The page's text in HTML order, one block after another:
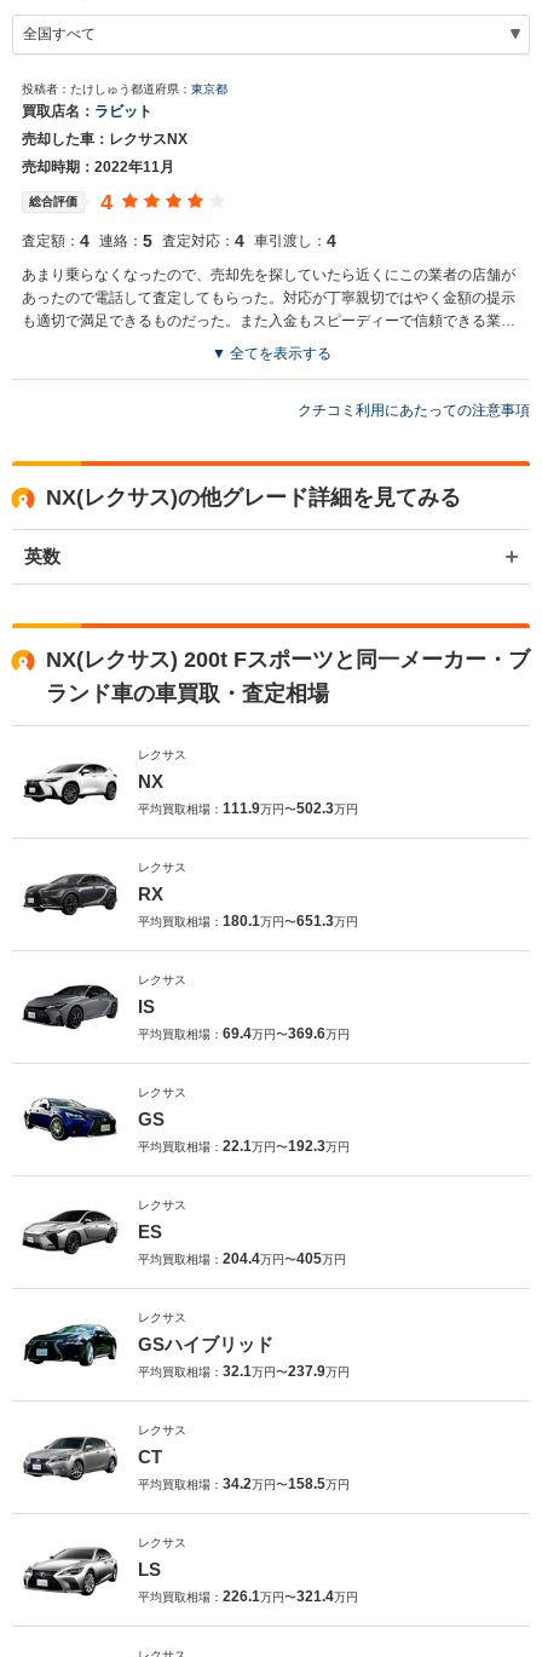
投稿者：たけしゅう都道府県： 東京都
買取店名： ラビット
売却した車：レクサスNX
売却時期：2022年11月
総合評価 4
査定額： 4 連絡： 5 査定対応： 4 車引渡し： 4
あまり乗らなくなったので、売却先を探していたら近くにこの業者の店舗が
あったので電話して査定してもらった。対応が丁寧親切ではやく金額の提示
も適切で満足できるものだった。また入金もスピーディーで信頼できる業者
▼ 全てを表示する
クチコミ利用にあたっての注意事項
NX(レクサス)の他グレード詳細を見てみる
英数
NX(レクサス) 200t Fスポーツと同一メーカー・ブ
ランド車の車買取・査定相場
レクサス
NX
平均買取相場： 111.9万円〜502.3万円
レクサス
RX
平均買取相場： 180.1万円〜651.3万円
レクサス
IS
平均買取相場： 69.4万円〜369.6万円
レクサス
GS
平均買取相場： 22.1万円〜192.3万円
レクサス
ES
平均買取相場： 204.4万円〜405万円
レクサス
GSハイブリッド
平均買取相場： 32.1万円〜237.9万円
レクサス
CT
平均買取相場： 34.2万円〜158.5万円
レクサス
LS
平均買取相場： 226.1万円〜321.4万円